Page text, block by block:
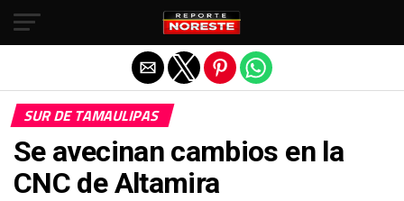
SUR DE TAMAULIPAS
Se avecinan cambios en la
CNC de Altamira
Salir de la versión móvil